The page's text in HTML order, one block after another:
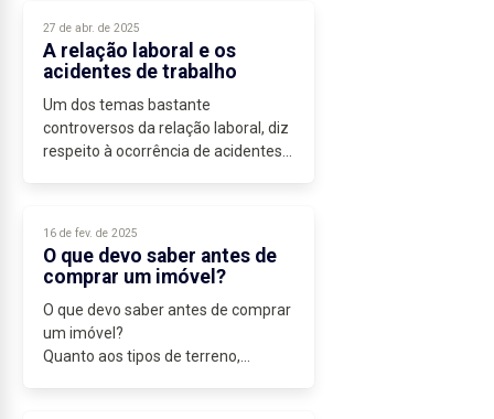
27 de abr. de 2025
A relação laboral e os
acidentes de trabalho
Um dos temas bastante
controversos da relação laboral, diz
respeito à ocorrência de acidentes
do despedimento...
16 de fev. de 2025
O que devo saber antes de
comprar um imóvel?
O que devo saber antes de comprar
um imóvel?
Quanto aos tipos de terreno,